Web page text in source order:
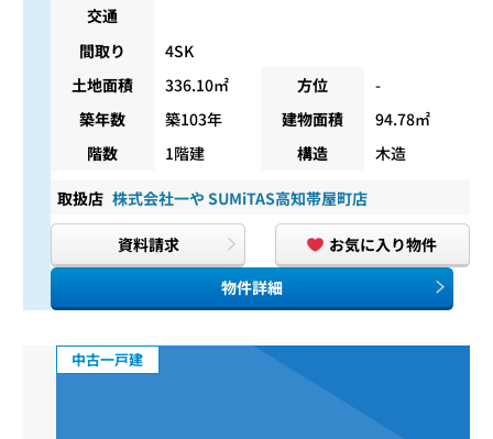
交通
間取り
4SK
土地面積
336.10㎡ 方位
-
築年数
築103年 建物面積
94.78㎡
階数
1階建 構造 木造
取扱店 株式会社一や SUMiTAS高知帯屋町店
資料請求
お気に入り物件
物件詳細
中古一戸建